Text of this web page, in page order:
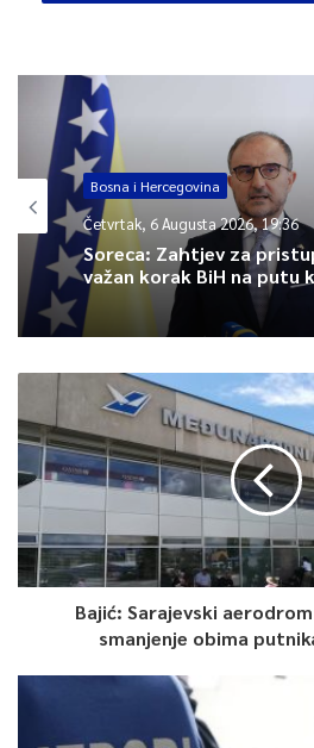
Bosna i Hercegovina
Četvrtak, 6 Augusta 2026, 19:36
Soreca: Zahtjev za
važan korak BiH na putu
Bajić: Sarajevski
smanjenje obima